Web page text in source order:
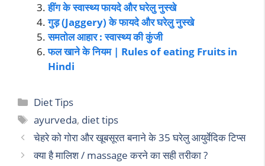
हींग के स्वास्थ्य फायदे और घरेलु नुस्खे
गुड़ (Jaggery) के फायदे और घरेलु नुस्खे
समतोल आहार : स्वास्थ्य की कुंजी
फल खाने के नियम | Rules of eating Fruits in
Hindi
Diet Tips
ayurveda, diet tips
चेहरे को गोरा और खूबसूरत बनाने के 35 घरेलु आयुर्वेदिक टिप्स
क्या है मालिश / massage करने का सही तरीका ?